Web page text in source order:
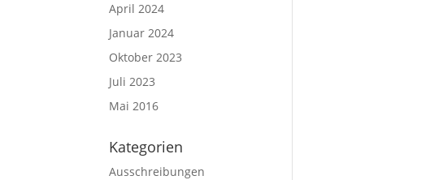
April 2024
Januar 2024
Oktober 2023
Juli 2023
Mai 2016
Kategorien
Ausschreibungen